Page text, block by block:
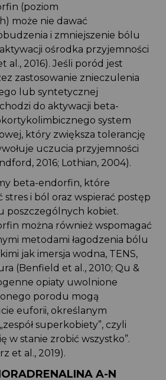
(poziom
może nie dawać
i zmniejszenie bólu
ośrodka przyjemności
al., 2016). Jeśli poród jest
zastosowanie znieczulenia
lub syntetycznej
do aktywacji beta-
system
który zwiększa tolerancję
uczucia przyjemności
2016; Lothian, 2004).
beta-endorfin, które
stres i ból oraz wspierać postęp
poszczególnych kobiet.
można również wspomagać
metodami łagodzenia bólu
jak imersja wodna, TENS,
(Benfield et al., 2010; Qu &
opiaty uwolnione
porodu mogą
euforii, określanym
superkobiety”, czyli
w stanie zrobić wszystko”.
et al., 2019).
A-N